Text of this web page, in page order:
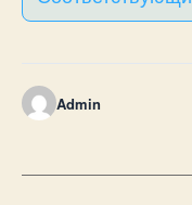
Admin